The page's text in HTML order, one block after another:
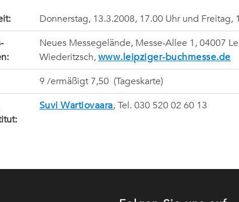
Donnerstag, 13.3.2008, 17.00 Uhr und Freitag,
Neues Messegelände, Messe-Allee 1, 04007
Wiederitzsch, www.leipziger-buchmesse.de
9 /ermäßigt 7,50  (Tageskarte)
Suvi Wartiovaara, Tel. 030 520 02 60 13